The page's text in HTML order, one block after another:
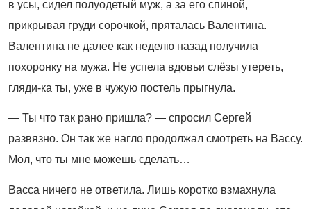
в усы, сидел полуодетый муж, а за его спиной,
прикрывая груди сорочкой, пряталась Валентина.
Валентина не далее как неделю назад получила
похоронку на мужа. Не успела вдовьи слёзы утереть,
гляди-ка ты, уже в чужую постель прыгнула.
— Ты что так рано пришла? — спросил Сергей
развязно. Он так же нагло продолжал смотреть на Вассу.
Мол, что ты мне можешь сделать…
Васса ничего не ответила. Лишь коротко взмахнула